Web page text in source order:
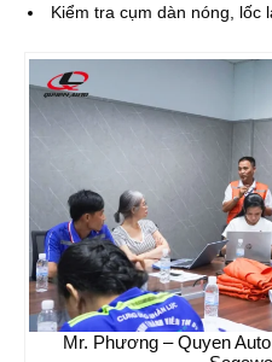
Kiểm tra cụm dàn nóng, lốc
Mr. Phương – Quyen